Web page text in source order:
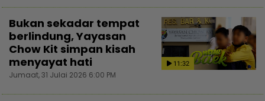
11:32
Bukan sekadar tempat
berlindung, Yayasan
Chow Kit simpan kisah
menyayat hati
Jumaat, 31 Julai 2026 6:00 PM